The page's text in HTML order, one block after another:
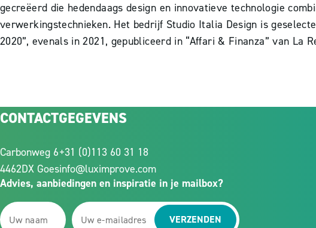
gecreëerd die hedendaags design en innovatieve technologie
verwerkingstechnieken. Het bedrijf Studio Italia Design is
2020”, evenals in 2021, gepubliceerd in “Affari & Finanza” van La
CONTACTGEGEVENS
Carbonweg 6
4462DX Goes
+31 (0)113 60 31 18
info@luximprove.com
Advies, aanbiedingen en inspiratie in je mailbox?
VERZENDEN